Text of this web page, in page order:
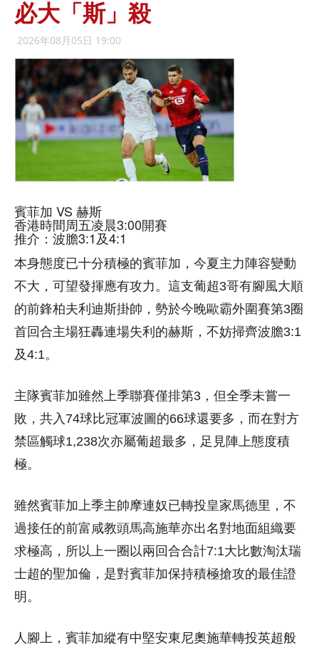
必大「斯」殺
2026年08月05日 19:00
賓菲加 VS 赫斯
香港時間周五凌晨3:00開賽
推介：波膽3:1及4:1
本身態度已十分積極的賓菲加，今夏主力陣容變動
不大，可望發揮應有攻力。這支葡超3哥有腳風大順
的前鋒柏夫利迪斯掛帥，勢於今晚歐霸外圍賽第3圈
首回合主場狂轟連場失利的赫斯，不妨掃齊波膽3:1
及4:1。
主隊賓菲加雖然上季聯賽僅排第3，但全季未嘗一
敗，共入74球比冠軍波圖的66球還要多，而在對方
禁區觸球1,238次亦屬葡超最多，足見陣上態度積
極。
雖然賓菲加上季主帥摩連奴已轉投皇家馬德里，不
過接任的前富咸教頭馬高施華亦出名對地面組織要
求極高，所以上一圈以兩回合合計7:1大比數淘汰瑞
士超的聖加倫，是對賓菲加保持積極搶攻的最佳證
明。
人腳上，賓菲加縱有中堅安東尼奧施華轉投英超般